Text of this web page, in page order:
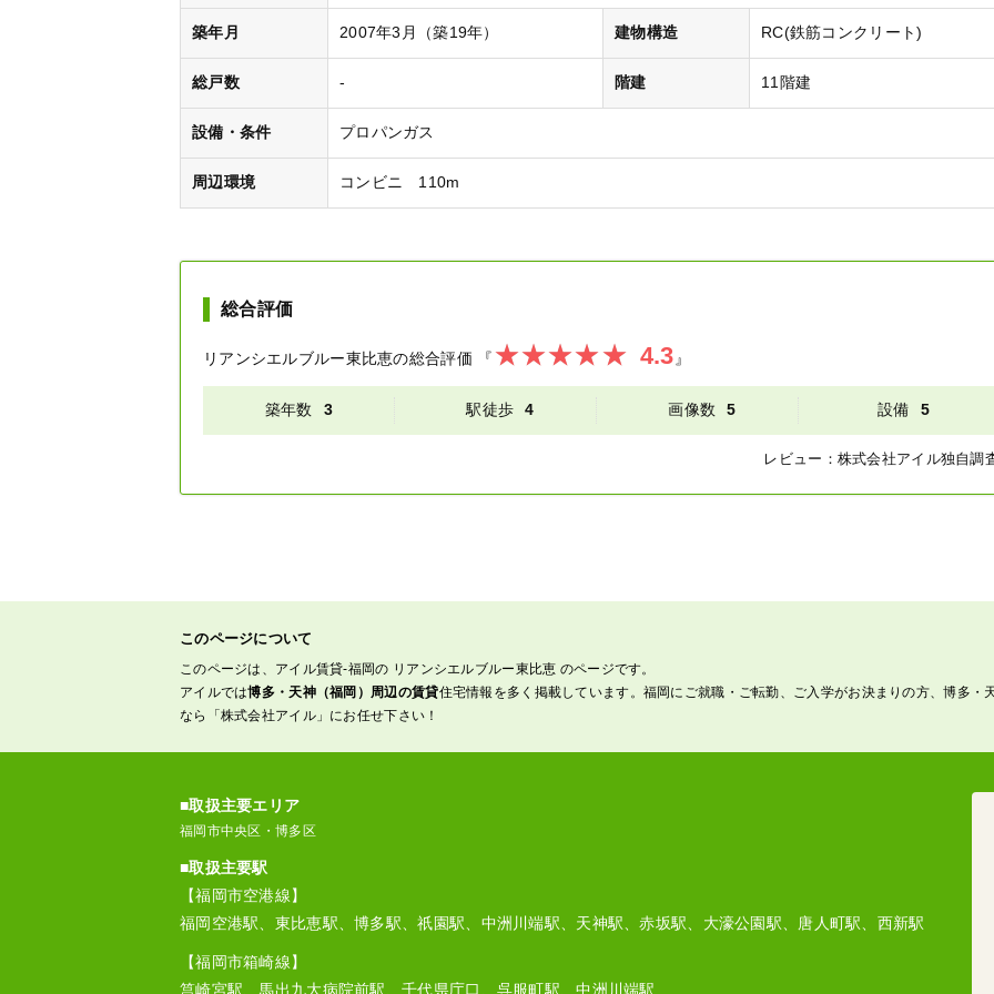
築年月 2007年3月（築19年） 建物構造 RC(鉄筋コンクリート)
総戸数 - 階建 11階建
設備・条件 プロパンガス
周辺環境 コンビニ 110m
総合評価
リアンシエルブルー東比恵の総合評価 『 4.3』
築年数 3 駅徒歩 4 画像数 5 設備 5
レビュー： 株式会社アイル独自調
このページについて
このページは、アイル賃貸-福岡の リアンシエルブルー東比恵 のページです。
アイルでは博多・天神（福岡）周辺の賃貸住宅情報を多く掲載しています。福岡にご就職・ご転勤、ご入学がお決まりの方、博多
なら「株式会社アイル」にお任せ下さい！
■取扱主要エリア
福岡市中央区・博多区
■取扱主要駅
【福岡市空港線】
福岡空港駅、東比恵駅、博多駅、祇園駅、中洲川端駅、天神駅、赤坂駅、大濠公園駅、唐人町駅、西新駅
【福岡市箱崎線】
筥崎宮駅、馬出九大病院前駅、千代県庁口、呉服町駅、中洲川端駅